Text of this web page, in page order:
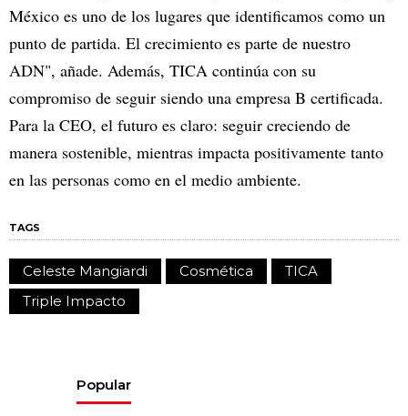
México es uno de los lugares que identificamos como un
punto de partida. El crecimiento es parte de nuestro
ADN", añade. Además, TICA continúa con su
compromiso de seguir siendo una empresa B certificada.
Para la CEO, el futuro es claro: seguir creciendo de
manera sostenible, mientras impacta positivamente tanto
en las personas como en el medio ambiente.
TAGS
Celeste Mangiardi Cosmética
TICA
Triple Impacto
Popular